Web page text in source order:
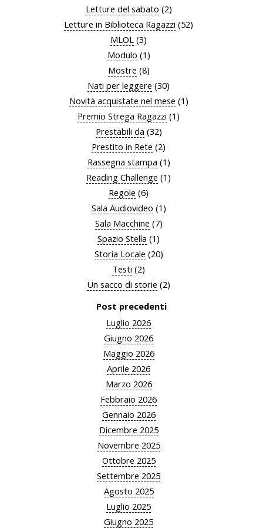
Letture del sabato (2)
Letture in Biblioteca Ragazzi (52)
MLOL (3)
Modulo (1)
Mostre (8)
Nati per leggere (30)
Novità acquistate nel mese (1)
Premio Strega Ragazzi (1)
Prestabili da (32)
Prestito in Rete (2)
Rassegna stampa (1)
Reading Challenge (1)
Regole (6)
Sala Audiovideo (1)
Sala Macchine (7)
Spazio Stella (1)
Storia Locale (20)
Testi (2)
Un sacco di storie (2)
Post precedenti
Luglio 2026
Giugno 2026
Maggio 2026
Aprile 2026
Marzo 2026
Febbraio 2026
Gennaio 2026
Dicembre 2025
Novembre 2025
Ottobre 2025
Settembre 2025
Agosto 2025
Luglio 2025
Giugno 2025